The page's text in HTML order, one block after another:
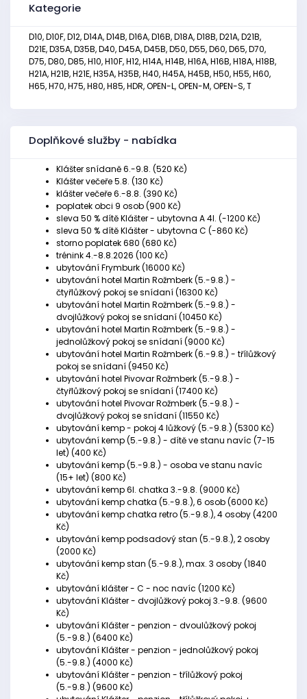
Kategorie
D10, D10F, D12, D14A, D14B, D16A, D16B, D18A, D18B, D21A, D21B,
D21E, D35A, D35B, D40, D45A, D45B, D50, D55, D60, D65, D70,
D75, D80, D85, H10, H10F, H12, H14A, H14B, H16A, H16B, H18A, H18B,
H21A, H21B, H21E, H35A, H35B, H40, H45A, H45B, H50, H55, H60,
H65, H70, H75, H80, H85, HDR, OPEN-L, OPEN-M, OPEN-S, T
Doplňkové služby - nabídka
Klášter snídaně 6.-9.8. (520 Kč)
Klášter večeře 5.8. (130 Kč)
klášter večeře 6.-8.8. (390 Kč)
poplatek obci 9 osob (900 Kč)
sleva 50 % dítě Klášter - ubytovna A 4l. (-1200 Kč)
sleva 50 % dítě Klášter - ubytovna C (-860 Kč)
storno poplatek 680 (680 Kč)
trénink 4.-8.8.2026 (100 Kč)
ubytování Frymburk (16000 Kč)
ubytování hotel Martin Rožmberk (5.-9.8.) -
čtyřlůžkový pokoj se snídaní (16300 Kč)
ubytování hotel Martin Rožmberk (5.-9.8.) -
dvojlůžkový pokoj se snídaní (10450 Kč)
ubytování hotel Martin Rožmberk (5.-9.8.) -
jednolůžkový pokoj se snídaní (9000 Kč)
ubytování hotel Martin Rožmberk (6.-9.8.) - třílůžkový
pokoj se snídaní (9450 Kč)
ubytování hotel Pivovar Rožmberk (5.-9.8.) -
čtyřlůžkový pokoj se snídaní (17400 Kč)
ubytování hotel Pivovar Rožmberk (5.-9.8.) -
dvojlůžkový pokoj se snídaní (11550 Kč)
ubytování kemp - pokoj 4 lůžkový (5.-9.8.) (5300 Kč)
ubytování kemp (5.-9.8.) - dítě ve stanu navíc (7-15
let) (400 Kč)
ubytování kemp (5.-9.8.) - osoba ve stanu navíc
(15+ let) (800 Kč)
ubytování kemp 6l. chatka 3.-9.8. (9000 Kč)
ubytování kemp chatka (5.-9.8.), 6 osob (6000 Kč)
ubytování kemp chatka retro (5.-9.8.), 4 osoby (4200
Kč)
ubytování kemp podsadový stan (5.-9.8.), 2 osoby
(2000 Kč)
ubytování kemp stan (5.-9.8.), max. 3 osoby (1840
Kč)
ubytování klášter - C - noc navíc (1200 Kč)
ubytování Klášter - dvojlůžkový pokoj 3.-9.8. (9600
Kč)
ubytování Klášter - penzion - dvoulůžkový pokoj
(5.-9.8.) (6400 Kč)
ubytování Klášter - penzion - jednolůžkový pokoj
(5.-9.8.) (4000 Kč)
ubytování Klášter - penzion - třílůžkový pokoj
(5.-9.8.) (9600 Kč)